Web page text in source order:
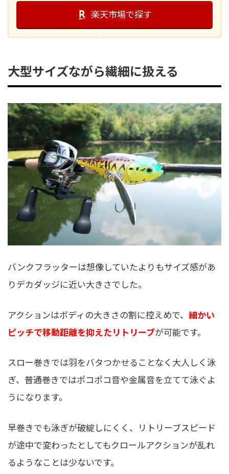
楽天市場で探す
大型サイズながら繊細に扱える
バンクフラッターは想像していたよりもサイズ感があ
りデカダッジに近い大きさでした。
アクションはボディの大きさの割に控えめで、 細かい
ピッチで移動距離を抑えたリトリーブが可能です。
スロー巻きでは羽をバタつかせることなく大人しく泳
ぎ、普通巻きではポコポコ音や金属音を立てて泳ぐよ
うになります。
早巻きでも泳ぎが破綻しにくく、リトリーブスピード
が途中で変わったとしてもクロールアクションが乱れ
るようなことは少ないです。